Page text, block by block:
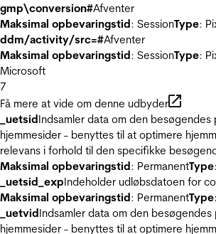
gmp\conversion#Afventer
Maksimal opbevaringstid: SessionType:
ddm/activity/src=#Afventer
Maksimal opbevaringstid: SessionType:
Microsoft
7
Få mere at vide om denne udbyder
_uetsidIndsamler data om den
hjemmesider - benyttes til at optimere
relevans i forhold til den specifikke
Maksimal opbevaringstid: PermanentType
_uetsid_expIndeholder udløbsdatoen for
Maksimal opbevaringstid: PermanentType
_uetvidIndsamler data om den
hjemmesider - benyttes til at optimere